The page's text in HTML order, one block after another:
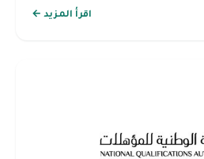
اقرأ المزيد ←